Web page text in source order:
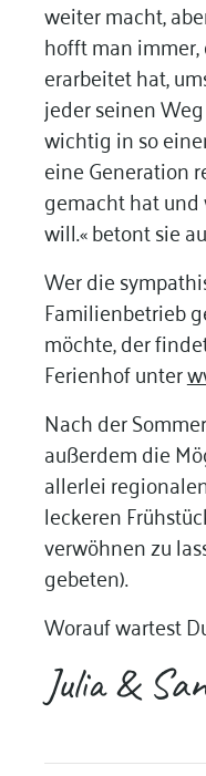
weiter macht,
hofft man
erarbeitet hat,
jeder seinen
wichtig in so
eine Generation
gemacht hat
will.« betont sie
Wer die
Familienbetrieb
möchte, der
Ferienhof unter
Nach der
außerdem die
allerlei
leckeren
verwöhnen zu
gebeten).
Worauf wartest
Julia &